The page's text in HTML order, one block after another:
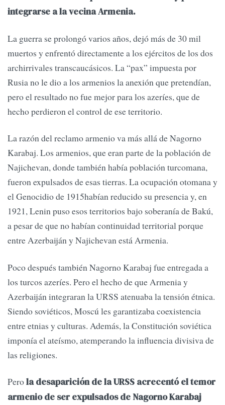
integrarse a la vecina Armenia.
La guerra se prolongó varios años, dejó más de 30 mil
muertos y enfrentó directamente a los ejércitos de los dos
archirrivales transcaucásicos. La “pax” impuesta por
Rusia no le dio a los armenios la anexión que pretendían,
pero el resultado no fue mejor para los azeríes, que de
hecho perdieron el control de ese territorio.
La razón del reclamo armenio va más allá de Nagorno
Karabaj. Los armenios, que eran parte de la población de
Najichevan, donde también había población turcomana,
fueron expulsados de esas tierras. La ocupación otomana y
el Genocidio de 1915habían reducido su presencia y, en
1921, Lenin puso esos territorios bajo soberanía de Bakú,
a pesar de que no habían continuidad territorial porque
entre Azerbaiján y Najichevan está Armenia.
Poco después también Nagorno Karabaj fue entregada a
los turcos azeríes. Pero el hecho de que Armenia y
Azerbaiján integraran la URSS atenuaba la tensión étnica.
Siendo soviéticos, Moscú les garantizaba coexistencia
entre etnias y culturas. Además, la Constitución soviética
imponía el ateísmo, atemperando la influencia divisiva de
las religiones.
Perola desaparición de la URSS acrecentó el temor
armenio de ser expulsados de Nagorno Karabaj